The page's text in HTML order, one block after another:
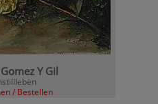
Y Gil
/ Bestellen